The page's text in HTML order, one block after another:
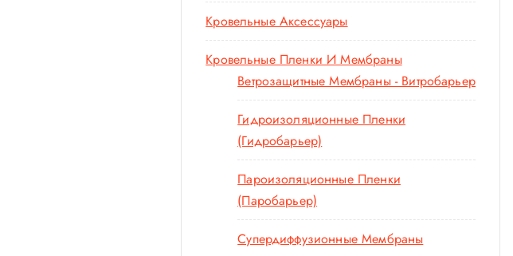
Кровельные Аксессуары
Кровельные Пленки И Мембраны
Ветрозащитные Мембраны - Витробарьер
Гидроизоляционные Пленки
(гидробарьер)
Пароизоляционные Пленки
(паробарьер)
Супердиффузионные Мембраны